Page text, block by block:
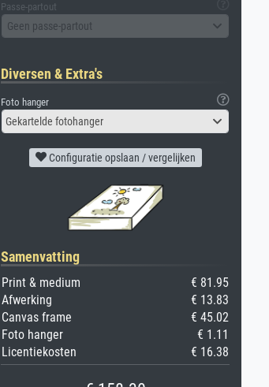
Passe-partout
Geen passe-partout
Diversen & Extra's
Foto hanger
Gekartelde fotohanger
Configuratie opslaan / vergelijken
Samenvatting
Print & medium
€ 81.95
Afwerking
€ 13.83
Canvas frame
€ 45.02
Foto hanger
€ 1.11
Licentiekosten
€ 16.38